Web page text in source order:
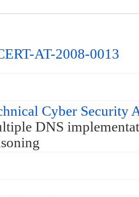
AT-2008-0013
Cyber Security
DNS